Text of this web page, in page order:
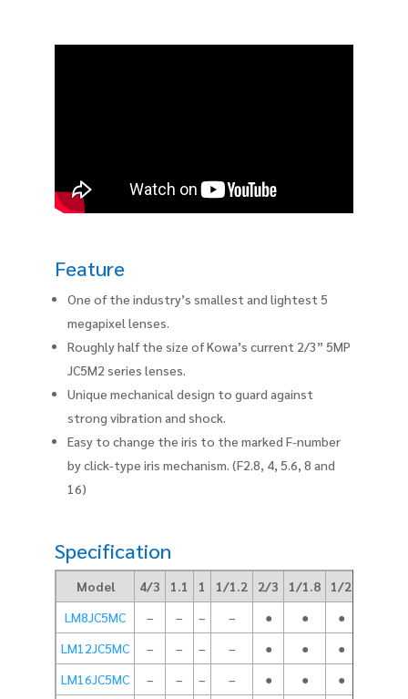
Feature
One of the industry’s smallest and lightest 5
megapixel lenses.
Roughly half the size of Kowa’s current 2/3” 5MP
JC5M2 series lenses.
Unique mechanical design to guard against
strong vibration and shock.
Easy to change the iris to the marked F-number
by click-type iris mechanism. (F2.8, 4, 5.6, 8 and
16)
Specification
Model 4/3 1.1 1 1/1.2 2/3 1/1.8 1/2
LM8JC5MC
– – – – ● ● ●
LM12JC5MC
– – – – ● ● ●
LM16JC5MC
– – – – ● ● ●